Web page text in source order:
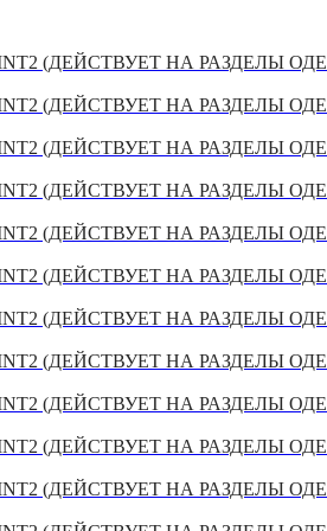
(ДЕЙСТВУЕТ НА РАЗДЕЛЫ
(ДЕЙСТВУЕТ НА РАЗДЕЛЫ
(ДЕЙСТВУЕТ НА РАЗДЕЛЫ
(ДЕЙСТВУЕТ НА РАЗДЕЛЫ
(ДЕЙСТВУЕТ НА РАЗДЕЛЫ
(ДЕЙСТВУЕТ НА РАЗДЕЛЫ
(ДЕЙСТВУЕТ НА РАЗДЕЛЫ
(ДЕЙСТВУЕТ НА РАЗДЕЛЫ
(ДЕЙСТВУЕТ НА РАЗДЕЛЫ
(ДЕЙСТВУЕТ НА РАЗДЕЛЫ
(ДЕЙСТВУЕТ НА РАЗДЕЛЫ